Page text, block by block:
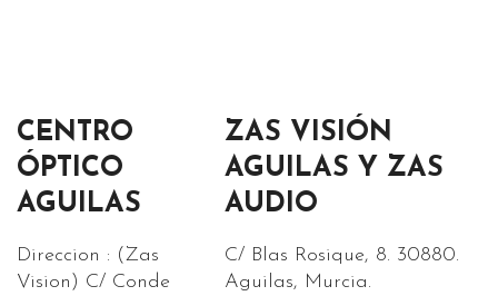
CENTRO
ÓPTICO
AGUILAS
Direccion : (Zas
Vision) C/ Conde
ZAS VISIÓN
AGUILAS Y ZAS
AUDIO
C/ Blas Rosique, 8. 30880.
Aguilas, Murcia.